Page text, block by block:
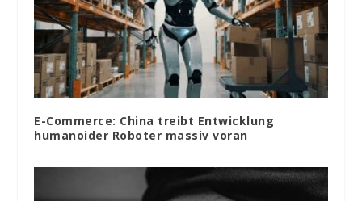
E-Commerce: China treibt Entwicklung
humanoider Roboter massiv voran